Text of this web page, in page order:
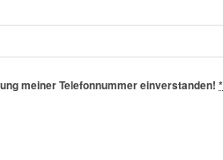
meiner Telefonnummer einverstanden!*